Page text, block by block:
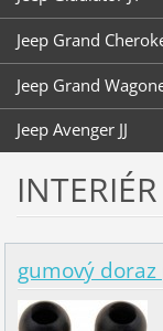
Jeep Grand
Jeep Grand
Jeep Avenger JJ
INTERIÉR
gumový doraz